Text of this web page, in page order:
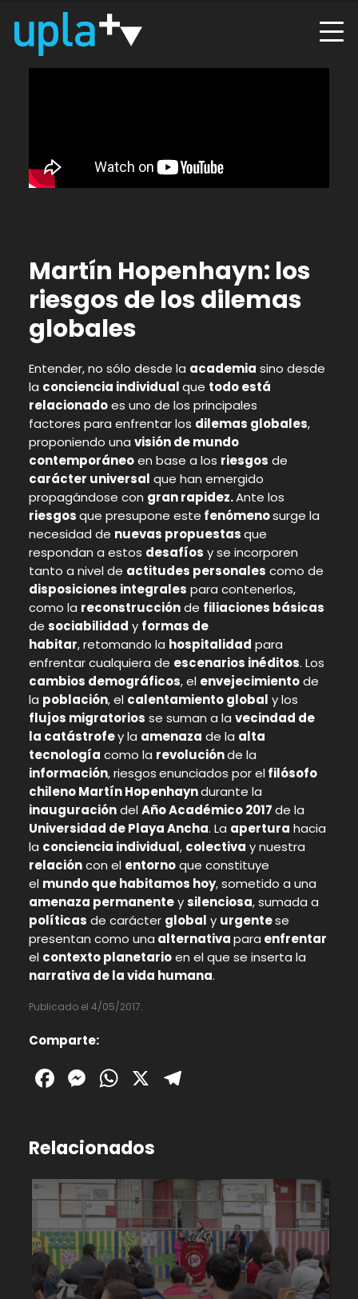
Martín Hopenhayn: los
riesgos de los dilemas
globales
Entender, no sólo desde la academia sino desde
la conciencia individualque todo está
relacionadoes uno de los principales
factores para enfrentar los dilemas globales,
proponiendo una visión de mundo
contemporáneoen base a los riesgos de
carácter universal que han emergido
propagándose con gran rapidez.Ante los
riesgosque presupone este fenómenosurge la
necesidad de nuevas propuestasque
respondan a estos desafíos y se incorporen
tanto a nivel de actitudes personales como de
disposiciones integrales para contenerlos,
como la reconstrucciónde filiaciones básicas
de sociabilidad y formas de
habitar, retomando la hospitalidad para
enfrentar cualquiera de escenarios inéditos. Los
cambios demográficos, el envejecimientode
la población, el calentamiento global y los
flujos migratorios se suman a la vecindad de
la catástrofey la amenaza de la alta
tecnología como la revoluciónde la
información, riesgosenunciados por elfilósofo
chileno Martín Hopenhayndurante la
inauguracióndelAño Académico 2017de la
Universidad de Playa Ancha. La apertura hacia
la conciencia individual, colectiva y nuestra
relacióncon el entornoque constituye
el mundo que habitamos hoy, sometido a una
amenaza permanenteysilenciosa, sumada a
políticas de carácter global y urgentese
presentan como una alternativapara enfrentar
el contexto planetarioen el que se inserta la
narrativa de la vida humana.
Publicado el 4/05/2017.
Comparte:
Facebook
Messenger
WhatsApp
X
Relacionados